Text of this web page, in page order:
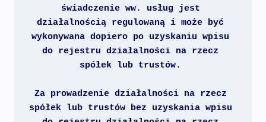
świadczenie ww. usług jest
działalnością regulowaną i może być
wykonywana dopiero po uzyskaniu wpisu
do rejestru działalności na rzecz
spółek lub trustów.
Za prowadzenie działalności na rzecz
spółek lub trustów bez uzyskania wpisu